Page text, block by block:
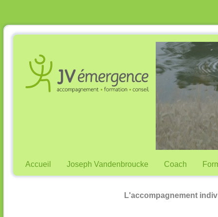
Accueil Joseph Vandenbroucke Coach
L'accompagnement